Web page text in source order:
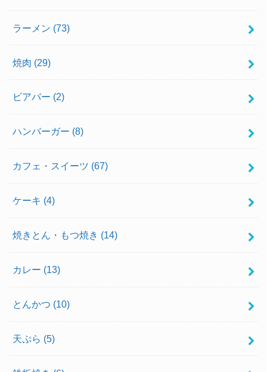
ラーメン (73)
焼肉 (29)
ビアバー (2)
ハンバーガー (8)
カフェ・スイーツ (67)
ケーキ (4)
焼きとん・もつ焼き (14)
カレー (13)
とんかつ (10)
天ぷら (5)